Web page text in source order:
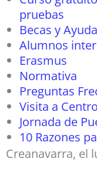
pruebas
Becas y
Alumnos
Erasmus
Normativa
Preguntas
Visita a
Jornada de
10 Razones
Creanavarra, el